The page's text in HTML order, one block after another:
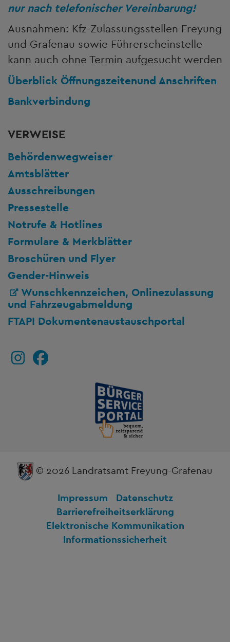
nur nach telefonischer Vereinbarung!
Ausnahmen: Kfz-Zulassungsstellen Freyung
und Grafenau sowie Führerscheinstelle
kann auch ohne Termin aufgesucht werden
Überblick Öffnungszeitenund Anschriften
Bankverbindung
VERWEISE
Behördenwegweiser
Amtsblätter
Ausschreibungen
Pressestelle
Notrufe & Hotlines
Formulare & Merkblätter
Broschüren und Flyer
Gender-Hinweis
Wunschkennzeichen, Onlinezulassung
und Fahrzeugabmeldung
FTAPI Dokumentenaustauschportal
© 2026 Landratsamt Freyung-Grafenau
Impressum
Datenschutz
Barrierefreiheitserklärung
Elektronische Kommunikation
Informationssicherheit